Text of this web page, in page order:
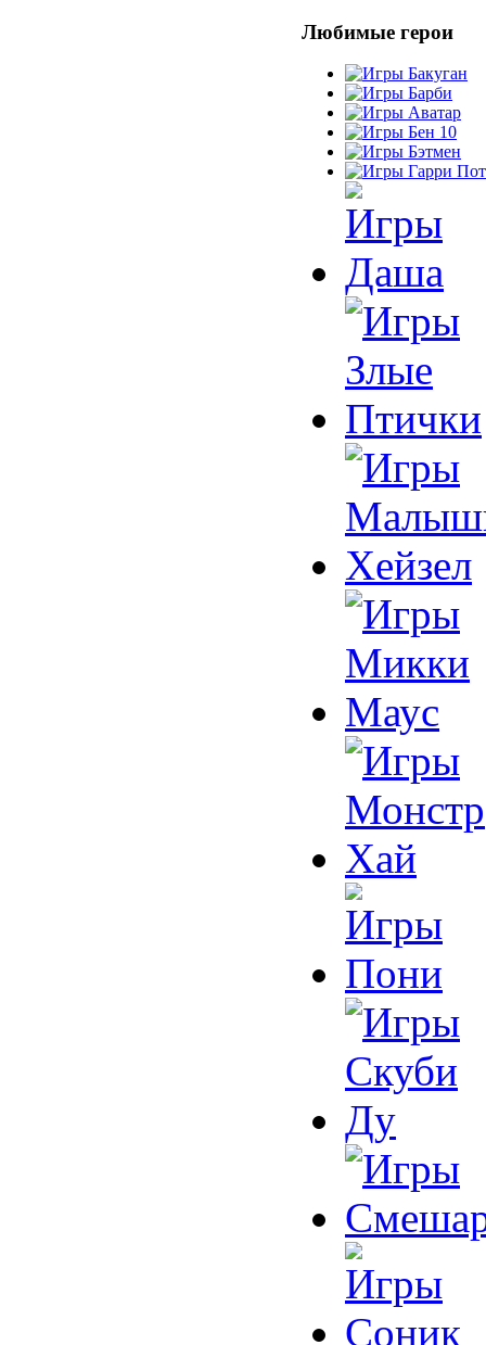
Любимые герои